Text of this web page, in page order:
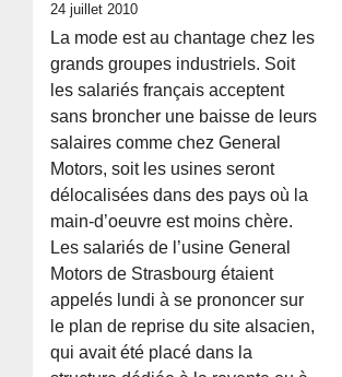
24 juillet 2010
La mode est au chantage chez les
grands groupes industriels. Soit
les salariés français acceptent
sans broncher une baisse de leurs
salaires comme chez General
Motors, soit les usines seront
délocalisées dans des pays où la
main-d’oeuvre est moins chère.
Les salariés de l’usine General
Motors de Strasbourg étaient
appelés lundi à se prononcer sur
le plan de reprise du site alsacien,
qui avait été placé dans la